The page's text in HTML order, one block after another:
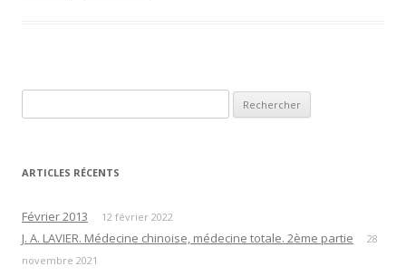
ARTICLES RÉCENTS
Février 2013 12 février 2022
J. A. LAVIER. Médecine chinoise, médecine totale. 2ème partie
28
novembre 2021